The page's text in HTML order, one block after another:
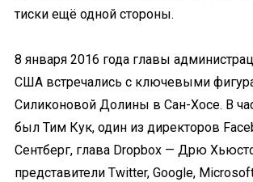
тиски ещё одной стороны.
8 января 2016 года главы
США встречались с ключевыми
Силиконовой Долины в Сан-Хосе. В
был Тим Кук, один из директоров
Сентберг, глава Dropbox — Дрю
представители Twitter, Google,